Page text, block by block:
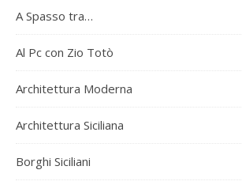
A Spasso tra…
Al Pc con Zio Totò
Architettura Moderna
Architettura Siciliana
Borghi Siciliani